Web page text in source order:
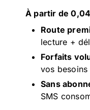
À partir de
Route
lecture +
Forfaits
vos besoins
Sans
SMS